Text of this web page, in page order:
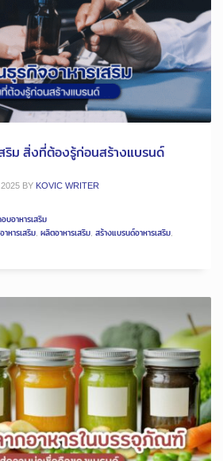
ริม สิ่งที่ต้องรู้ก่อนสร้างแบรนด์
BY KOVIC WRITER
บอาหารเสริม
าหารเสริม, ผลิตอาหารเสริม, สร้างแบรนด์อาหารเสริม,